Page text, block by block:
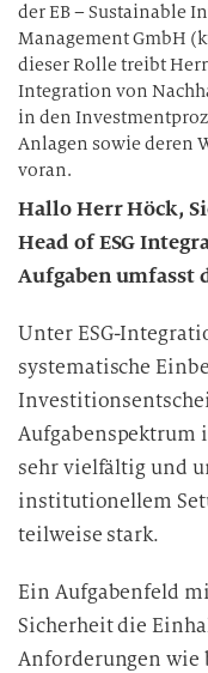
der EB – Sustainable
Management GmbH
dieser Rolle treibt
Integration von
in den
Anlagen sowie deren
voran.
Hallo Herr Höck,
Head of ESG
Aufgaben umfasst
Unter ESG-
systematische
Aufgabenspektrum
sehr vielfältig und
institutionellem
teilweise stark.
Ein Aufgabenfeld
Sicherheit die
Anforderungen wie